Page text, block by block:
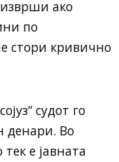
ако
по
стори кривично
судот го
денари. Во
е јавната